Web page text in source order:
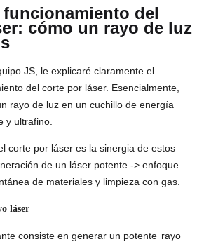
del
cómo un rayo de luz
JS, le explicaré claramente el
del corte por láser. Esencialmente,
rayo de luz en un cuchillo de energía
y ultrafino.
corte por láser es la sinergia de estos
de un láser potente -> enfoque
de materiales y limpieza con gas.
láser
consiste en generar un potente rayo